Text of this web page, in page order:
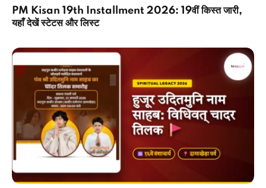
PM Kisan 19th Installment 2026: 19वीं किस्त जारी,
यहाँ देखें स्टेटस और लिस्ट